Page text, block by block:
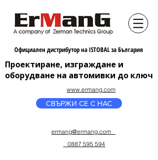
Официален дистрибутор на ISTOBAL за България
Проектиране, изграждане и
оборудване на автомивки до ключ
www.ermang.com
СВЪРЖИ СЕ С НАС
ermang@ermang.com
0887 595 594